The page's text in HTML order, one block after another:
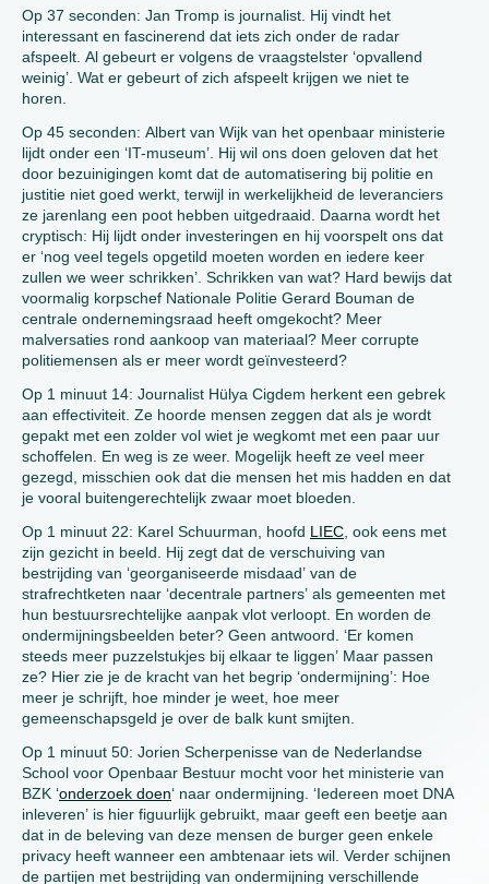
Op 37 seconden: Jan Tromp is journalist. Hij vindt het
interessant en fascinerend dat iets zich onder de radar
afspeelt. Al gebeurt er volgens de vraagstelster ‘opvallend
weinig’. Wat er gebeurt of zich afspeelt krijgen we niet te
horen.
Op 45 seconden: Albert van Wijk van het openbaar ministerie
lijdt onder een ‘IT-museum’. Hij wil ons doen geloven dat het
door bezuinigingen komt dat de automatisering bij politie en
justitie niet goed werkt, terwijl in werkelijkheid de leveranciers
ze jarenlang een poot hebben uitgedraaid. Daarna wordt het
cryptisch: Hij lijdt onder investeringen en hij voorspelt ons dat
er ‘nog veel tegels opgetild moeten worden en iedere keer
zullen we weer schrikken’. Schrikken van wat? Hard bewijs dat
voormalig korpschef Nationale Politie Gerard Bouman de
centrale ondernemingsraad heeft omgekocht? Meer
malversaties rond aankoop van materiaal? Meer corrupte
politiemensen als er meer wordt geïnvesteerd?
Op 1 minuut 14: Journalist Hülya Cigdem herkent een gebrek
aan effectiviteit. Ze hoorde mensen zeggen dat als je wordt
gepakt met een zolder vol wiet je wegkomt met een paar uur
schoffelen. En weg is ze weer. Mogelijk heeft ze veel meer
gezegd, misschien ook dat die mensen het mis hadden en dat
je vooral buitengerechtelijk zwaar moet bloeden.
Op 1 minuut 22: Karel Schuurman, hoofd LIEC , ook eens met
zijn gezicht in beeld. Hij zegt dat de verschuiving van
bestrijding van ‘georganiseerde misdaad’ van de
strafrechtketen naar ‘decentrale partners’ als gemeenten met
hun bestuursrechtelijke aanpak vlot verloopt. En worden de
ondermijningsbeelden beter? Geen antwoord. ‘Er komen
steeds meer puzzelstukjes bij elkaar te liggen’ Maar passen
ze? Hier zie je de kracht van het begrip ‘ondermijning’: Hoe
meer je schrijft, hoe minder je weet, hoe meer
gemeenschapsgeld je over de balk kunt smijten.
Op 1 minuut 50: Jorien Scherpenisse van de Nederlandse
School voor Openbaar Bestuur mocht voor het ministerie van
BZK ‘onderzoek doen‘ naar ondermijning. ‘Iedereen moet DNA
inleveren’ is hier figuurlijk gebruikt, maar geeft een beetje aan
dat in de beleving van deze mensen de burger geen enkele
privacy heeft wanneer een ambtenaar iets wil. Verder schijnen
de partijen met bestrijding van ondermijning verschillende